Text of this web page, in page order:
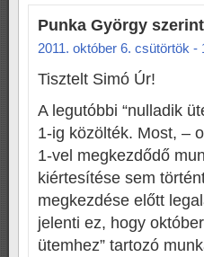
Punka György
2011. október 6. csütörtök -
Tisztelt Simó Úr!
A legutóbbi “nulladik
1-ig közölték. Most, –
1-vel megkezdődő
kiértesítése sem
megkezdése előtt
jelenti ez, hogy
ütemhez” tartozó